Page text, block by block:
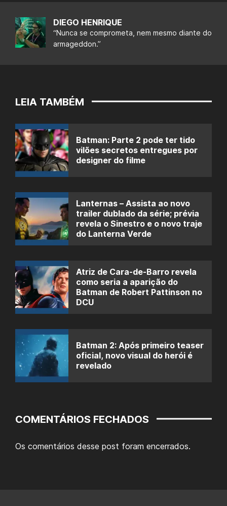
DIEGO HENRIQUE
“Nunca se comprometa, nem mesmo diante do
armageddon.”
LEIA TAMBÉM
Batman: Parte 2 pode ter tido
vilões secretos entregues por
designer do filme
Lanternas – Assista ao novo
trailer dublado da série; prévia
revela o Sinestro e o novo traje
do Lanterna Verde
Atriz de Cara-de-Barro revela
como seria a aparição do
Batman de Robert Pattinson no
DCU
Batman 2: Após primeiro teaser
oficial, novo visual do herói é
revelado
COMENTÁRIOS FECHADOS
Os comentários desse post foram encerrados.